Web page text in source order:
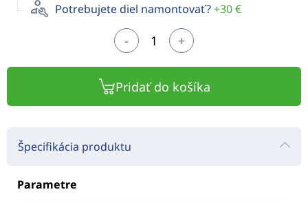
Potrebujete diel namontovať?+30 €
- +
Pridať do košíka
Špecifikácia produktu
Parametre